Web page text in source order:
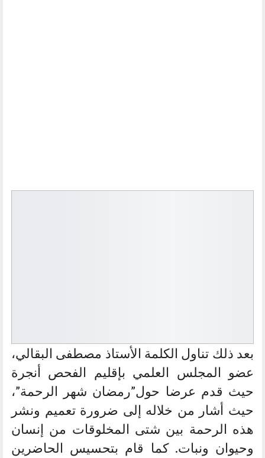
بعد ذلك تناول الكلمة الأستاذ مصطفى البقالي،
عضو المجلس العلمي بإقليم الفحص أنجرة
حيث قدم عرضا حول”رمضان شهر الرحمة”،
حيث أشار من خلاله إلى ضرورة تعميم ونشر
هذه الرحمة بين شتى المخلوقات من إنسان
وحيوان ونبات. كما قام بتحسيس الحاضرين